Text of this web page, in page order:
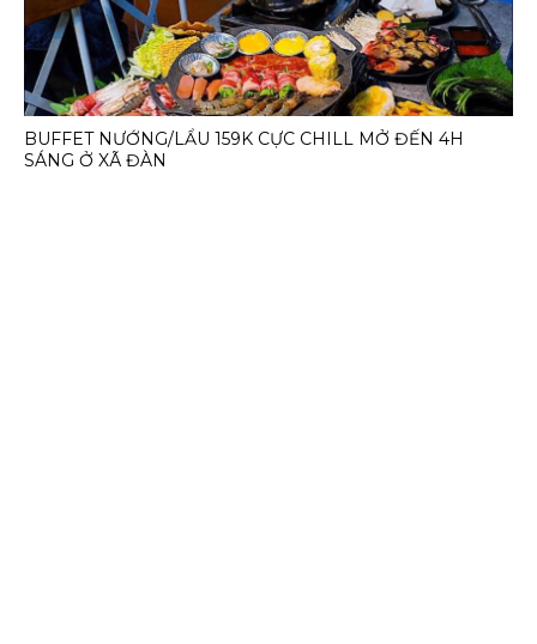
BUFFET NƯỚNG/LẨU 159K CỰC CHILL MỞ ĐẾN 4H
SÁNG Ở XÃ ĐÀN